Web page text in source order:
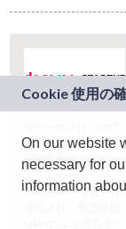
ドコモグループの新
規事業創出プログラ
ム「docomo
STARTUP」を通じて
On our website
necessary for
information